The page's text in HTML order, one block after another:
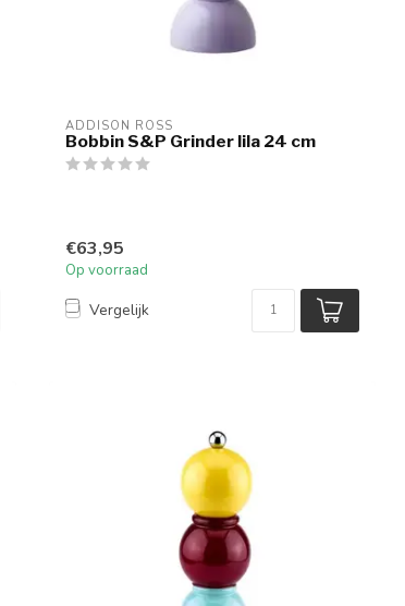
ADDISON ROSS
Bobbin S&P Grinder lila 24 cm
€63,95
Op voorraad
Vergelijk